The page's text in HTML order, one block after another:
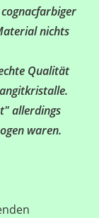
nichts
Qualität
allerdings
waren.